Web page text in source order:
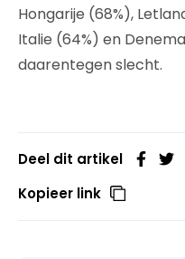
Hongarije (68%),
Italie (64%) en
daarentegen slecht.
Deel dit artikel
Kopieer link